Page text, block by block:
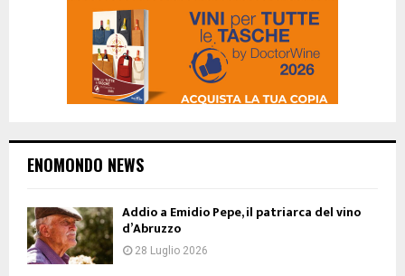
ENOMONDO NEWS
Addio a Emidio Pepe, il patriarca del vino
d’Abruzzo
28 Luglio 2026